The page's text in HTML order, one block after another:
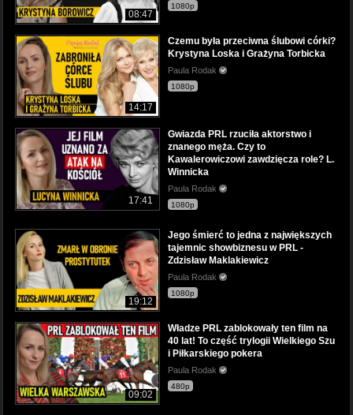
08:47
1080p
14:17
Czemu była przeciwna ślubowi córki?
Krystyna Loska i Grażyna Torbicka
Paula Rodak
1080p
17:41
Gwiazda PRL rzuciła aktorstwo i
znanego męża. Czy to
Kawalerowiczowi zawdzięcza role? L.
Winnicka
Paula Rodak
1080p
19:12
Jego śmierć to jedna z największych
tajemnic showbiznesu w PRL -
Zdzisław Maklakiewicz
Paula Rodak
1080p
09:02
Władze PRL zablokowały ten film na
40 lat! To część trylogii Wielkiego Szu
i Piłkarskiego pokera
Paula Rodak
480p